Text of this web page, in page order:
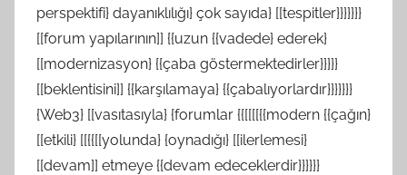
perspektifi} dayanıklılığı} çok sayıda} [[tespitler}}}}}}}
[[forum yapılarının]] {{uzun {{vadede} ederek}
[[modernizasyon} {{çaba göstermektedirler}}}}}
[[beklentisini]] {{karşılamaya} {{çabalıyorlardır}}}}}}}
{Web3} [[vasıtasıyla} {forumlar {{[[[[{{modern {{çağın}
[[etkili} [[{{[[yolunda} {oynadığı} [[ilerlemesi}
[[devam]] etmeye {{devam edeceklerdir}}}}}}